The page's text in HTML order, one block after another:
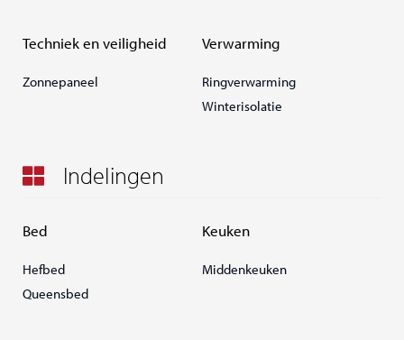
Techniek en veiligheid
Zonnepaneel
Verwarming
Ringverwarming
Winterisolatie
Indelingen
Bed
Hefbed
Queensbed
Keuken
Middenkeuken